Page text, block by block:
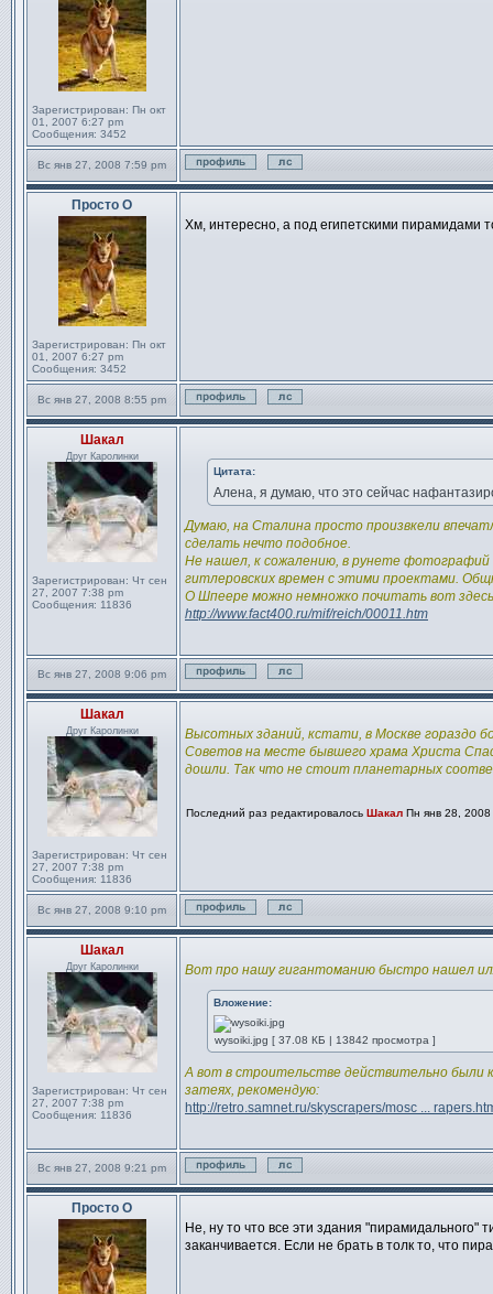
Зарегистрирован: Пн окт
01, 2007 6:27 pm
Сообщения: 3452
Вс янв 27, 2008 7:59 pm
Профиль
Отправить личное
Просто О
Зарегистрирован: Пн окт
01, 2007 6:27 pm
Сообщения: 3452
Хм, интересно, а под египетскими пирамидами
Вс янв 27, 2008 8:55 pm
Профиль
Отправить личное
Шакал
Друг Каролинки
Зарегистрирован: Чт сен
27, 2007 7:38 pm
Сообщения: 11836
Цитата:
Алена, я думаю, что это сейчас
Думаю, на Сталина просто произвкели
сделать нечто подобное.
Не нашел, к сожалению, в рунете фотографий
гитлеровских времен с этими проектами.
О Шпеере можно немножко почитать вот
http://www.fact400.ru/mif/reich/00011.htm
Вс янв 27, 2008 9:06 pm
Профиль
Отправить личное
Шакал
Друг Каролинки
Зарегистрирован: Чт сен
27, 2007 7:38 pm
Сообщения: 11836
Сообщение
Высотных зданий, кстати, в Москве гораздо
Советов на месте бывшего храма Христа
дошли. Так что не стоит планетарных
Последний раз редактировалось Шакал Пн янв 28, 2008
Вс янв 27, 2008 9:10 pm
Профиль
Отправить личное
Шакал
Друг Каролинки
Зарегистрирован: Чт сен
27, 2007 7:38 pm
Сообщения: 11836
Вот про нашу гигантоманию быстро нашел
Вложение:
wysoiki.jpg [ 37.08 КБ | 13842 просмотра ]
А вот в строительстве действительно были
затеях, рекомендую:
http://retro.samnet.ru/skyscrapers/mosc ...
Вс янв 27, 2008 9:21 pm
Профиль
Отправить личное
Просто О
Не, ну то что все эти здания "пирамидального"
заканчивается. Если не брать в толк то, что